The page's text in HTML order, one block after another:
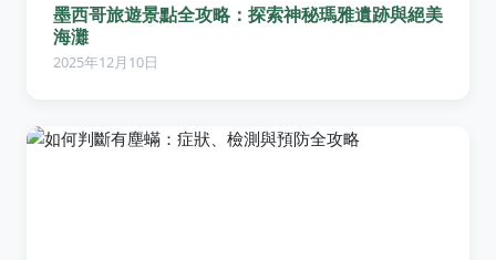
墨西哥旅遊景點全攻略：探索神秘瑪雅遺跡與絕美
海灘
2025年12月10日